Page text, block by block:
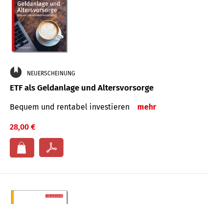
NEUERSCHEINUNG
ETF als Geldanlage und Altersvorsorge
Bequem und rentabel investieren mehr
28,00 €